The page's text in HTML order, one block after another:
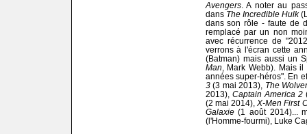
Avengers. A noter au
dans The Incredible Hulk
dans son rôle - faute de
remplacé par un non
avec récurrence de
verrons à l'écran cette
(Batman) mais aussi un
Man , Mark Webb). Mais
années super-héros". En
3(3 mai 2013), The
2013), Captain America 2
(2 mai 2014),X-Men First
Galaxie(1 août 2014)...
(l'Homme-fourmi), Luke